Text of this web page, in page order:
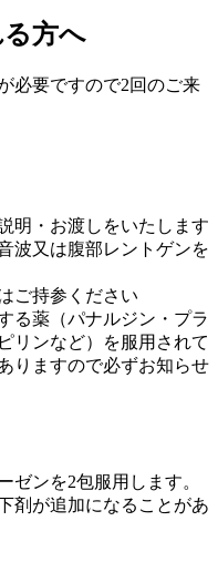
方へ
必要ですので2回のご来
明・お渡しをいたします
波又は腹部レントゲンを
ご持参ください
る薬（パナルジン・プラ
リンなど）を服用されて
りますので必ずお知らせ
ゼンを2包服用します。
剤が追加になることがあ